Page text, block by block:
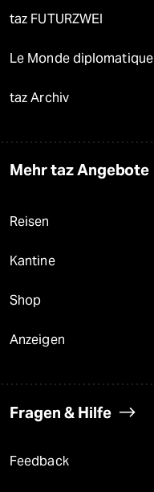
taz FUTURZWEI
Le Monde diplomatique
taz Archiv
Mehr taz Angebote
Reisen
Kantine
Shop
Anzeigen
Fragen & Hilfe
Feedback